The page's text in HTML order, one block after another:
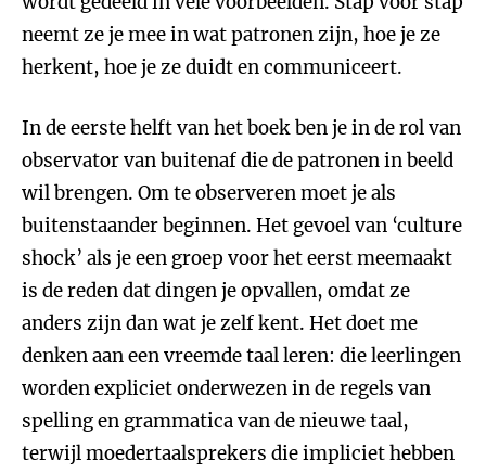
neemt ze je mee in wat patronen zijn, hoe je ze
herkent, hoe je ze duidt en communiceert.
In de eerste helft van het boek ben je in de rol van
observator van buitenaf die de patronen in beeld
wil brengen. Om te observeren moet je als
buitenstaander beginnen. Het gevoel van ‘culture
shock’ als je een groep voor het eerst meemaakt
is de reden dat dingen je opvallen, omdat ze
anders zijn dan wat je zelf kent. Het doet me
denken aan een vreemde taal leren: die leerlingen
worden expliciet onderwezen in de regels van
spelling en grammatica van de nieuwe taal,
terwijl moedertaalsprekers die impliciet hebben